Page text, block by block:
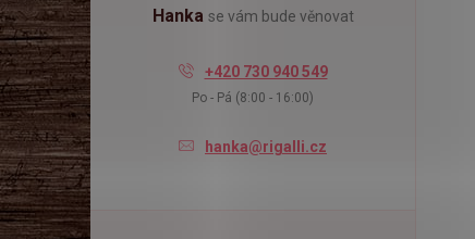
Hanka se vám bude věnovat
+420 730 940 549
Po - Pá (8:00 - 16:00)
hanka@rigalli.cz